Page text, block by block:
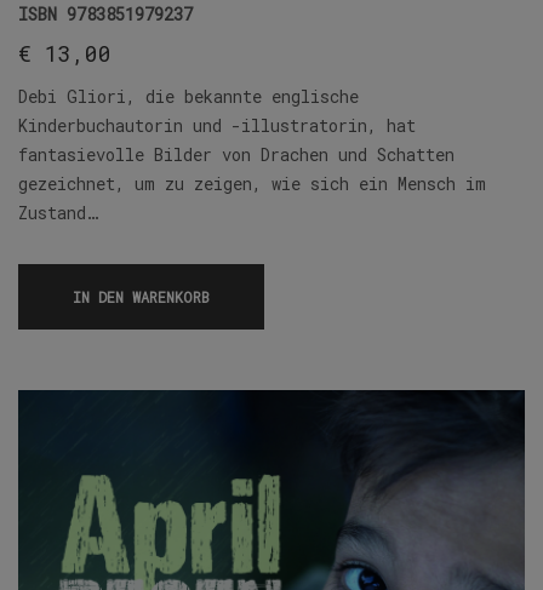
ISBN 9783851979237
€ 13,00
Debi Gliori, die bekannte englische
Kinderbuchautorin und -illustratorin, hat
fantasievolle Bilder von Drachen und Schatten
gezeichnet, um zu zeigen, wie sich ein Mensch im
Zustand…
IN DEN WARENKORB